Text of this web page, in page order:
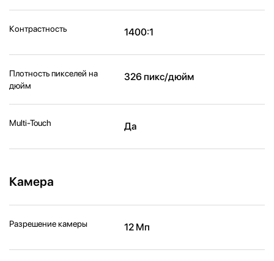
Контрастность 1400:1
Плотность пикселей на
дюйм
326 пикс/дюйм
Multi-Touch Да
Камера
Разрешение камеры 12 Мп